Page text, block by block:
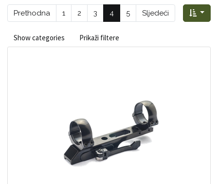
Prethodna 1 2 3 4 5 Sljedeći
Show categories Prikaži filtere